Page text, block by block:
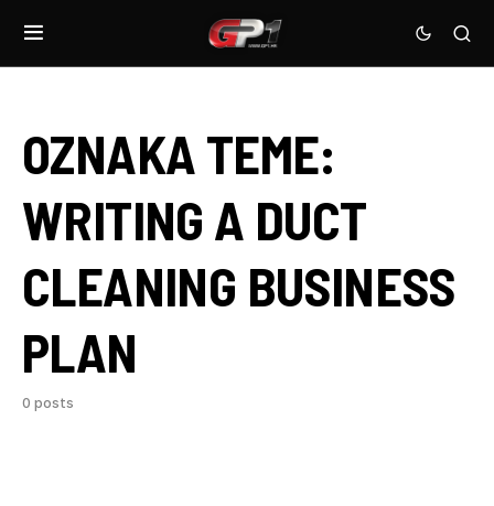
OZNAKA TEME:
WRITING A DUCT
CLEANING BUSINESS
PLAN
0 posts